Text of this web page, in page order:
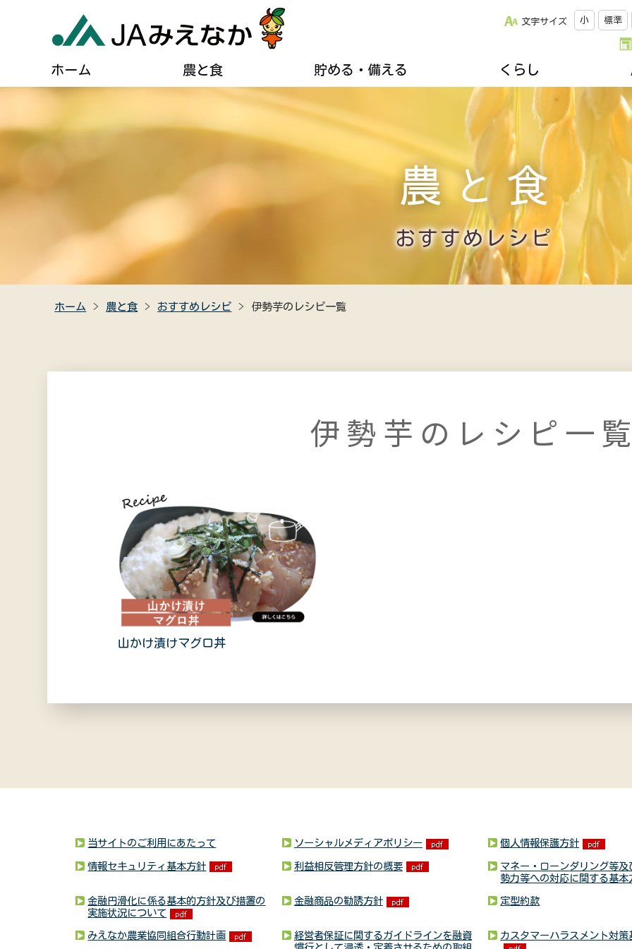
文字サイズ 小 標準
ホーム
農と食
農業に関するご案内
農産物直売所のご案内
JAみえなかの特産品
楽しく家庭菜園
地域を支える生産者
郷土資料館のご案内
貯める・備える
貯める・借りる（JAバンク） ひと・いえ・くるまの保障（JA共済）
くらし
葬儀に関するご相談
女性組織連絡協議会のご紹介
助け合い組織について
高齢者福祉サービス
キッチンスタジオみちゅらる
年金友の会のご案内
不動産・相続に関すること
各種相談会
移動購買車「幸多ろう号」
JAについて
自己改革について
ディスクロージャー
広報誌
採用情報
組合員になりませんか
関連リンク集
おすすめレシピ
ホーム 農と食 おすすめレシピ 伊勢芋のレシピ一覧
伊勢芋のレシピ一
山かけ漬けマグロ丼
当サイトのご利用にあたって ソーシャルメディアポリシー 個人情報保護方針
情報セキュリティ基本方針 利益相反管理方針の概要
マネー・ローンダリング等及
勢力等への対応に関する基本
金融円滑化に係る基本的方針及び措置の
実施状況について
金融商品の勧誘方針 定型約款
みえなか農業協同組合行動計画
経営者保証に関するガイドラインを融資
カスタマーハラスメント対策